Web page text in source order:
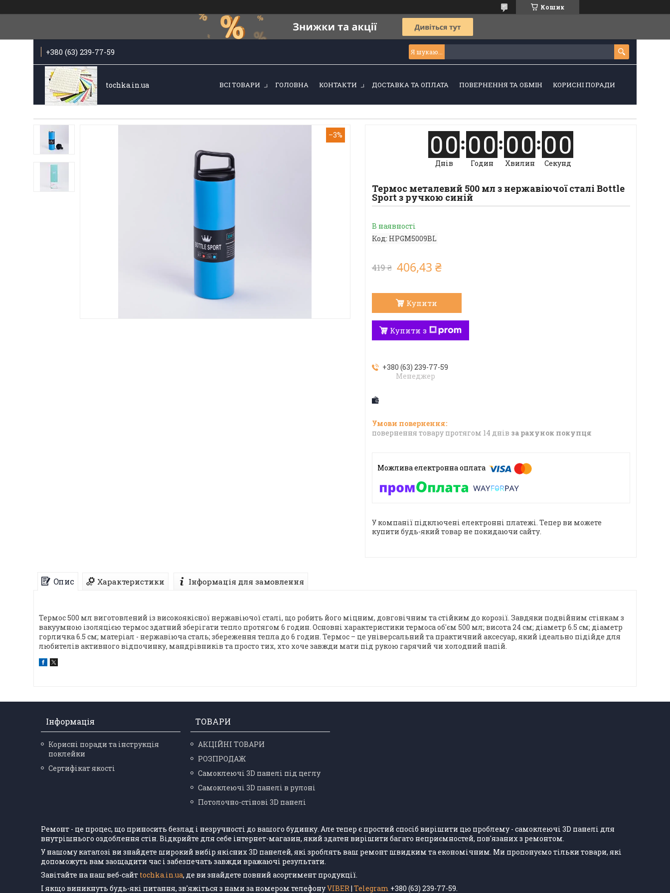
Кошик
+380 (63) 239-77-59
tochka.in.ua ВСІ ТОВАРИ ГОЛОВНА КОНТАКТИ ДОСТАВКА ТА ОПЛАТА ПОВЕРНЕННЯ ТА ОБМІН КОРИСНІ ПОРАДИ
–3% 00
Днів
00
Годин
00
Хвилин
00
Секунд
Термос металевий 500 мл з нержавіючої сталі Bottle
Sport з ручкою синій
В наявності
Код: HPGM5009BL
419 ₴ 406,43 ₴
Купити
Купити з
+380 (63) 239-77-59
Менеджер
повернення товару протягом 14 днів за рахунок покупця
У компанії підключені електронні платежі. Тепер ви можете
купити будь-який товар не покидаючи сайту.
Опис Характеристики Інформація для замовлення
Термос 500 мл виготовлений із високоякісної нержавіючої сталі, що робить його міцним, довговічним та стійким до корозії. Завдяки подвійним стінкам з
вакуумною ізоляцією термос здатний зберігати тепло протягом 6 годин. Основні характеристики термоса об'єм 500 мл; висота 24 см; діаметр 6.5 см; діаметр
горличка 6.5 см; матеріал - нержавіюча сталь; збереження тепла до 6 годин. Термос – це універсальний та практичний аксесуар, який ідеально підійде для
любителів активного відпочинку, мандрівників та просто тих, хто хоче завжди мати під рукою гарячий чи холодний напій.
Інформація
Корисні поради та інструкція
поклейки
Сертифікат якості
ТОВАРИ
АКЦІЙНІ ТОВАРИ
РОЗПРОДАЖ
Самоклеючі 3D панелі під цеглу
Самоклеючі 3D панелі в рулоні
Потолочно-стінові 3D панелі
Ремонт - це процес, що приносить безлад і незручності до вашого будинку. Але тепер є простий спосіб вирішити цю проблему - самоклеючі 3D панелі для
внутрішнього оздоблення стін. Відкрийте для себе інтернет-магазин, який здатен вирішити багато неприємностей, пов'язаних з ремонтом.
У нашому каталозі ви знайдете широкий вибір якісних 3D панелей, які зроблять ваш ремонт швидким та економічним. Ми пропонуємо тільки товари, які
допоможуть вам заощадити час і забезпечать завжди вражаючі результати.
Завітайте на наш веб-сайт tochka.in.ua, де ви знайдете повний асортимент продукції.
І якщо виникнуть будь-які питання, зв'яжіться з нами за номером телефонуVIBER| Telegram +380 (63) 239-77-59.